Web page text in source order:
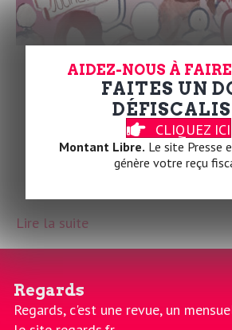
Dans une tribune, le président des
socialistes Rémi Boussemart
d’un nouvel échec du camp
responsables persistent dans les
ambitions personnelles et
Lire la suite
Regards
Regards, c'est une revue, un
AIDEZ-NOUS À
FAITES UN
CLIQUEZ ICI
Montant Libre. Le site Presse
génère votre reçu